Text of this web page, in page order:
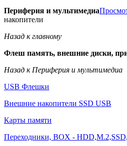
Периферия и мультимедиа
накопители
Назад к главному
Флеш память, внешние диски,
Назад к Периферия и мультимедиа
USB Флешки
Внешние накопители SSD USB
Карты памяти
Переходники, BOX -